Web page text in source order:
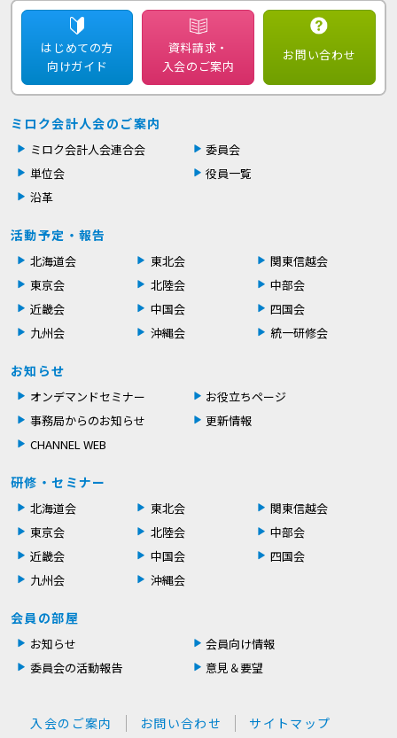
はじめての方
向けガイド
資料請求・
入会のご案内
お問い合わせ
ミロク会計人会のご案内
ミロク会計人会連合会
委員会
単位会
役員一覧
沿革
活動予定・報告
北海道会 東北会
関東信越会
東京会
北陸会
中部会
近畿会
中国会
四国会
九州会
沖縄会 統一研修会
お知らせ
オンデマンドセミナー
お役立ちページ
事務局からのお知らせ
更新情報
CHANNEL WEB
研修・セミナー
北海道会 東北会
関東信越会
東京会
北陸会
中部会
近畿会
中国会
四国会
九州会
沖縄会
会員の部屋
お知らせ
会員向け情報
委員会の活動報告
意見＆要望
入会のご案内 お問い合わせ サイトマップ